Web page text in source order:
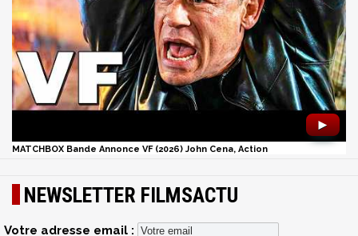
►
MATCHBOX Bande Annonce VF (2026) John Cena, Action
NEWSLETTER FILMSACTU
Votre adresse email :